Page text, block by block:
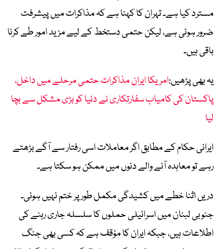
مسترد کیا ہے۔ تہران کا کہنا ہے کہ مذاکرات میں پیشرفت
ضرور ہوئی ہے، لیکن حتمی دستخط کے لیے مزید امور طے کرنا
باقی ہیں۔
یہ بھی پڑھیں:امریکا ایران مذاکرات حتمی مرحلے میں داخل،
پاکستان کی کامیاب سفارتکاری نے دنیا کو بڑی مشکل سے بچا
لیا
ایرانی حکام کے مطابق اگر معاملات اسی رفتار سے آگے بڑھتے
رہے تو معاہدہ آنے والے دنوں میں ممکن ہو سکتا ہے۔
دریں اثنا خطے میں کشیدگی مکمل طور پر ختم نہیں ہوئی۔
جنوبی لبنان میں اسرائیلی حملوں کا سلسلہ جاری رہنے کی
اطلاعات ہیں، جبکہ ایران کا مؤقف ہے کہ کسی بھی جنگ